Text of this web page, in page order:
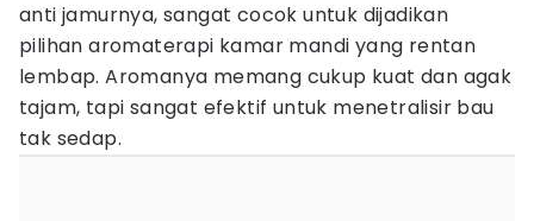
anti jamurnya, sangat cocok untuk dijadikan
pilihan aromaterapi kamar mandi yang rentan
lembap. Aromanya memang cukup kuat dan agak
tajam, tapi sangat efektif untuk menetralisir bau
tak sedap.